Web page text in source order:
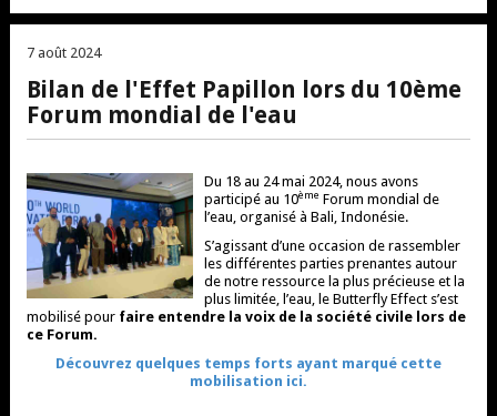
7 août 2024
Bilan de l'Effet Papillon lors du 10ème
Forum mondial de l'eau
Du 18 au 24 mai 2024, nous avons
participé au 10ème Forum mondial de
l’eau, organisé à Bali, Indonésie.
S’agissant d’une occasion de rassembler
les différentes parties prenantes autour
de notre ressource la plus précieuse et la
plus limitée, l’eau, le Butterfly Effect s’est
mobilisé pour faire entendre la voix de la société civile lors de
ce Forum.
Découvrez quelques temps forts ayant marqué cette
mobilisation ici.